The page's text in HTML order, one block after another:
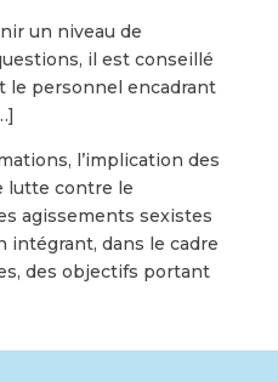
un niveau de
il est conseillé
le personnel encadrant
l’implication des
lutte contre le
agissements sexistes
intégrant, dans le cadre
des objectifs portant